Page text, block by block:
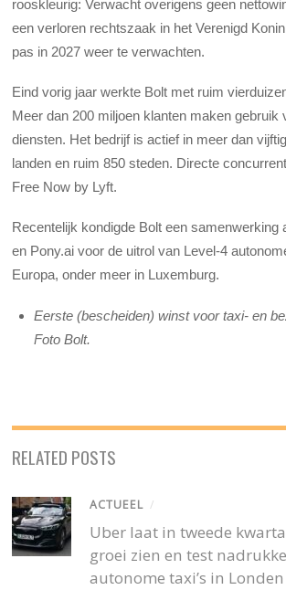
rooskleurig: Verwacht overigens geen
een verloren rechtszaak in het Verenigd
pas in 2027 weer te verwachten.
Eind vorig jaar werkte Bolt met ruim
Meer dan 200 miljoen klanten maken gebruik
diensten. Het bedrijf is actief in meer dan
landen en ruim 850 steden. Directe
Free Now by Lyft.
Recentelijk kondigde Bolt een samenwerking
en Pony.ai voor de uitrol van Level-4
Europa, onder meer in Luxemburg.
Eerste (bescheiden) winst voor taxi- en
Foto Bolt.
RELATED POSTS
ACTUEEL /
Uber laat in tweede
groei zien en test
autonome taxi’s in Londen